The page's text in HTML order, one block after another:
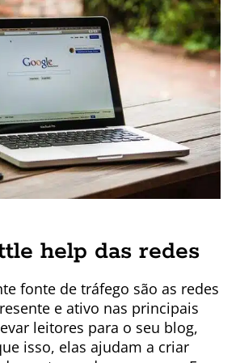
help das redes
fonte de tráfego são as redes
e ativo nas principais
leitores para o seu blog,
isso, elas ajudam a criar